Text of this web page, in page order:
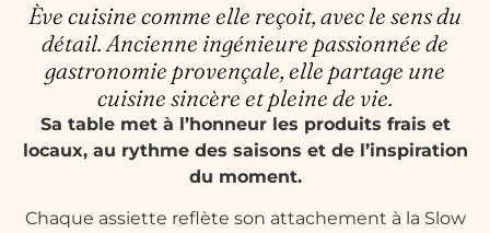
Ève cuisine comme elle reçoit, avec le sens du
détail. Ancienne ingénieure passionnée de
gastronomie provençale, elle partage une
cuisine sincère et pleine de vie.
Sa table met à l’honneur les produits frais et
locaux, au rythme des saisons et de l’inspiration
du moment.
Chaque assiette reflète son attachement à la Slow